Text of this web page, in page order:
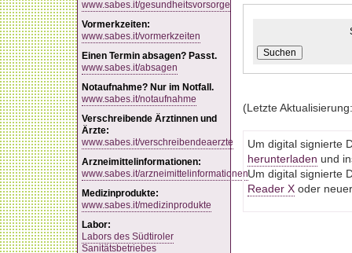
www.sabes.it/gesundheitsvorsorge
Vormerkzeiten:
www.sabes.it/vormerkzeiten
Einen Termin absagen? Passt.
www.sabes.it/absagen
Notaufnahme? Nur im Notfall.
www.sabes.it/notaufnahme
Verschreibende Ärztinnen und
Ärzte:
www.sabes.it/verschreibendeaerzte
Arzneimittelinformationen:
www.sabes.it/arzneimittelinformationen
Medizinprodukte:
www.sabes.it/medizinprodukte
Labor:
Labors des Südtiroler
Sanitätsbetriebes
Suchen
(Letzte
Um digital signierte
herunterladen und
Um digital signierte
Reader X oder